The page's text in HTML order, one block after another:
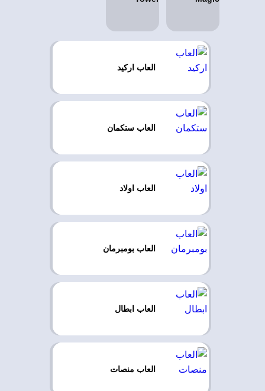
العاب اركيد
العاب ستكمان
العاب اولاد
العاب بومبرمان
العاب ابطال
العاب منصات